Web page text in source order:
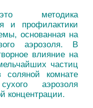
методика
и профилактики
основанная на
аэрозоля. В
влияние на
частиц
соляной комнате
аэрозоля
концентрации.